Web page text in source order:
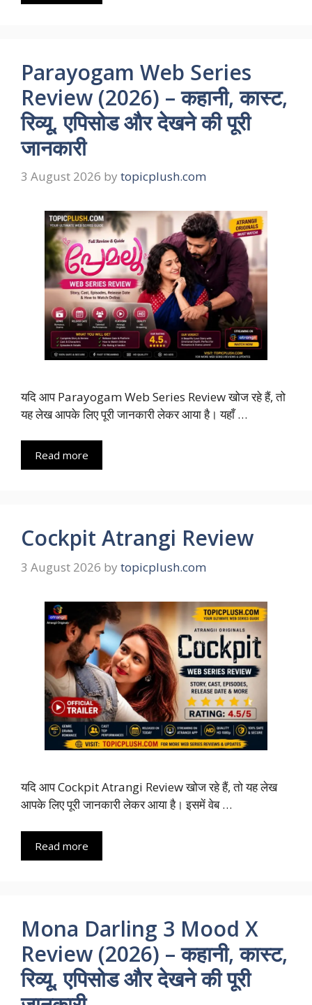
Parayogam Web Series
Review (2026) – कहानी, कास्ट,
रिव्यू, एपिसोड और देखने की पूरी
जानकारी
3 August 2026 by topicplush.com
यदि आप Parayogam Web Series Review खोज रहे हैं, तो
यह लेख आपके लिए पूरी जानकारी लेकर आया है। यहाँ …
Read more
Cockpit Atrangi Review
3 August 2026 by topicplush.com
यदि आप Cockpit Atrangi Review खोज रहे हैं, तो यह लेख
आपके लिए पूरी जानकारी लेकर आया है। इसमें वेब …
Read more
Mona Darling 3 Mood X
Review (2026) – कहानी, कास्ट,
रिव्यू, एपिसोड और देखने की पूरी